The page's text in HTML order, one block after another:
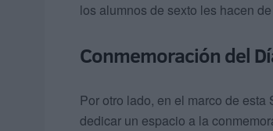
los alumnos de sexto les hacen
Conmemoración del
Por otro lado, en el marco de
dedicar un espacio a la